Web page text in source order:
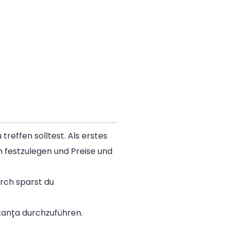
treffen solltest. Als erstes
und Preise und
sparst du
durchzuführen.